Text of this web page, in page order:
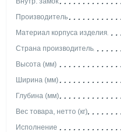
Производитель
Материал корпуса изделия
Страна производитель
Высота (мм)
Ширина (мм)
Глубина (мм)
Вес товара, нетто (кг)
Исполнение